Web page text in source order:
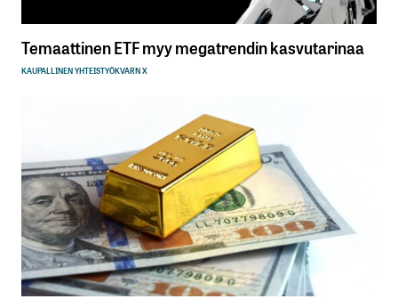
Temaattinen ETF myy megatrendin kasvutarinaa
KAUPALLINEN YHTEISTYÖKVARN X